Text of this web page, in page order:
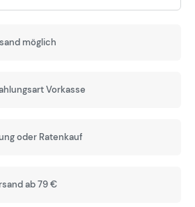
möglich
Vorkasse
oder Ratenkauf
ab 79 €